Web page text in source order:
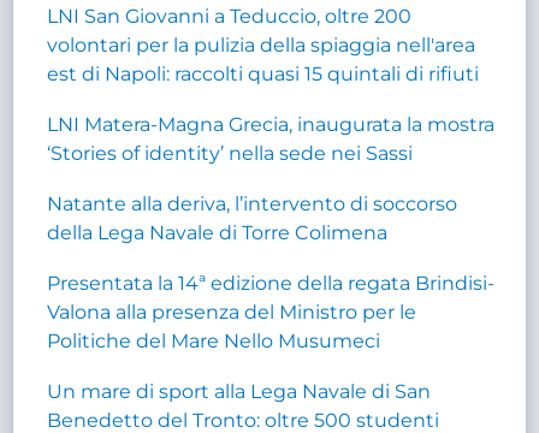
LNI San Giovanni a Teduccio, oltre 200
volontari per la pulizia della spiaggia nell'area
est di Napoli: raccolti quasi 15 quintali di rifiuti
LNI Matera-Magna Grecia, inaugurata la mostra
‘Stories of identity’ nella sede nei Sassi
Natante alla deriva, l’intervento di soccorso
della Lega Navale di Torre Colimena
Presentata la 14ª edizione della regata Brindisi-
Valona alla presenza del Ministro per le
Politiche del Mare Nello Musumeci
Un mare di sport alla Lega Navale di San
Benedetto del Tronto: oltre 500 studenti